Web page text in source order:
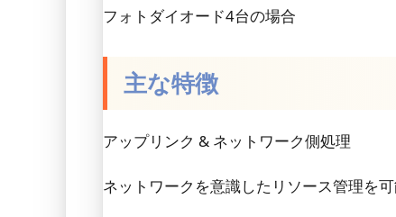
フォトダイオード4台の場合
主な特徴
アップリンク & ネットワーク側処理
ネットワークを意識したリソース管理を